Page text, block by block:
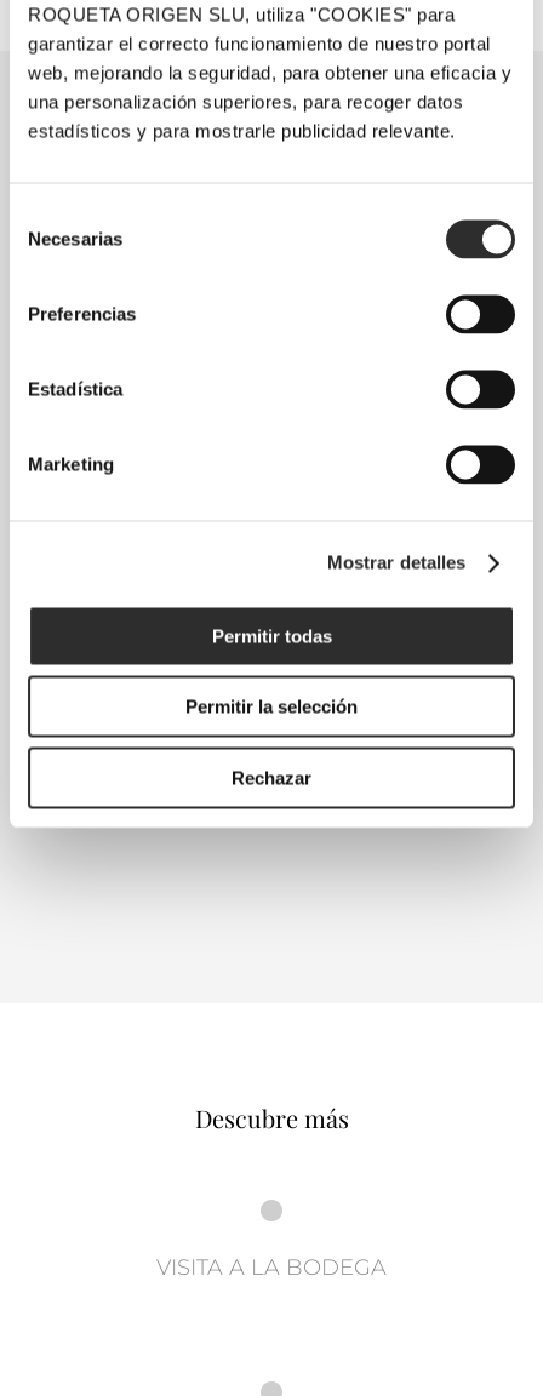
ROQUETA ORIGEN SLU, utiliza "COOKIES" para
garantizar el correcto funcionamiento de nuestro portal
web, mejorando la seguridad, para obtener una eficacia y
una personalización superiores, para recoger datos
estadísticos y para mostrarle publicidad relevante.
Necesarias
Preferencias
Estadística
Marketing
Mostrar detalles
Permitir todas
Permitir la selección
Rechazar
Descubre más
VISITA A LA BODEGA